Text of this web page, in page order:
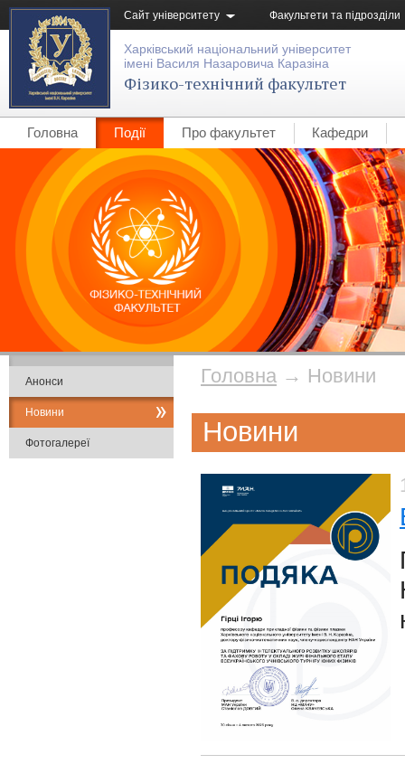
Сайт університету Факультети та підрозділи
Харківський національний університет
імені Василя Назаровича Каразіна
Фізико-технічний факультет
Головна Події Про факультет Кафедри
Головна → Новини
Новини
Анонси
Новини
Фотогалереї